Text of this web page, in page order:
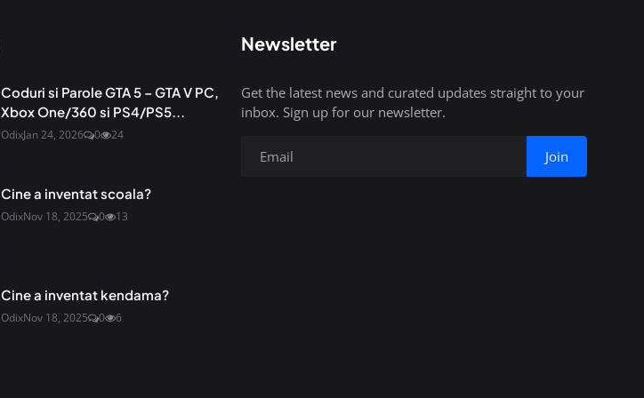
Coduri si Parole GTA 5 – GTA V PC,
Xbox One/360 si PS4/PS5...
OdixJan 24, 2026 0 24
Cine a inventat scoala?
OdixNov 18, 2025 0 13
Cine a inventat kendama?
OdixNov 18, 2025 0 6
Newsletter
Get the latest news and curated updates straight to your
inbox. Sign up for our newsletter.
Join